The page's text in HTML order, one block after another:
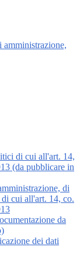
di cui all'art. 14,
(da pubblicare in
di
cui all'art. 14, co.
da
dei dati